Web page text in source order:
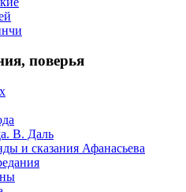
поверья
В. Даль
и сказания Афанасьева